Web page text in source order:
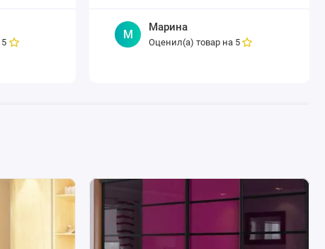
5
М
Марина
Оценил(а) товар на 5